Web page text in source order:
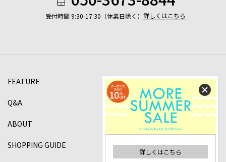
詳しくはこちら
受付時間 9:30-17:30（休業日除く） 詳しくはこちら
FEATURE
Q&A
ABOUT
SHOPPING GUIDE